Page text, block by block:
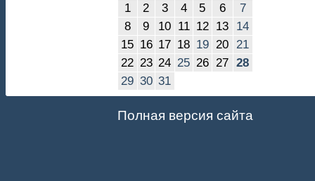
1
2 3 4 5 6
7
8
9 10 11 12 13 14
15 16 17 18 19 20 21
22 23 24 25 26 27 28
29 30 31
Полная версия сайта